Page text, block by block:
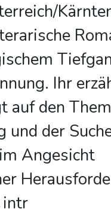
Ihr
auf den
und der
Angesicht